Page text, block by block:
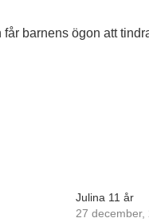
barnens ögon att
Julina 11 år
27 december,